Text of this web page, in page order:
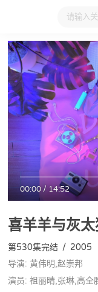
大家在看 日本动
00:00/14:52
喜羊羊与灰
第530集完结 / 2005
导演: 黄伟明,赵崇邦
演员: 祖丽晴,张琳,高全